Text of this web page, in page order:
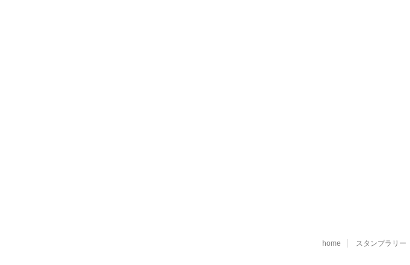
home スタンプラリー